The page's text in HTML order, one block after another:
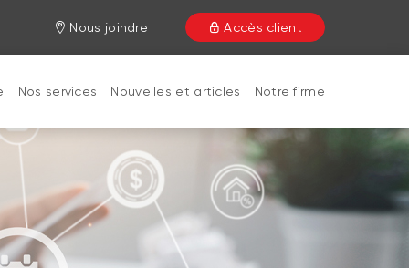
Nous joindre Accès client
Nos services Nouvelles et articles Notre firme